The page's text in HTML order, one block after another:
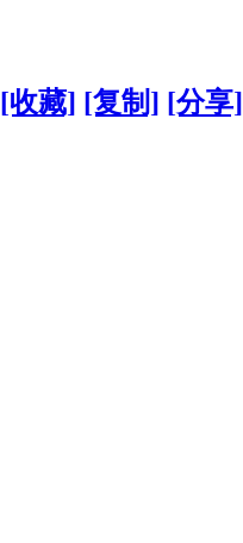
[收藏] [复制] [分享]